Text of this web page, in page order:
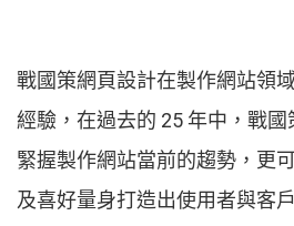
戰國策網頁設計在製作網站領
經驗，在過去的 25 年中，戰
緊握製作網站當前的趨勢，更
及喜好量身打造出使用者與客